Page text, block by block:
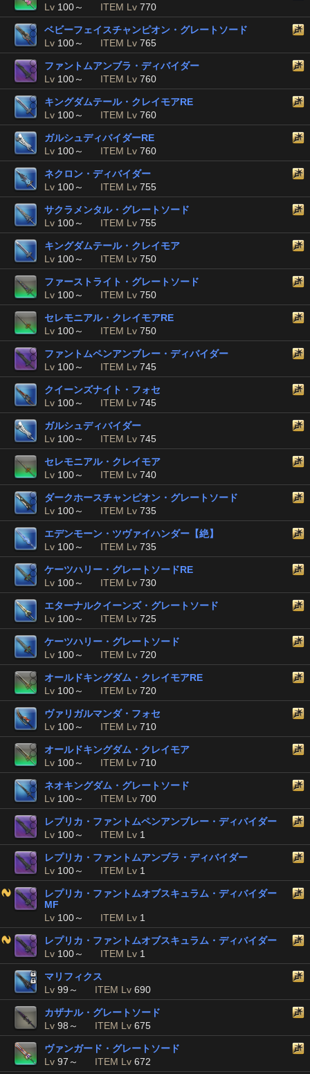
Lv 100～ ITEM Lv 770
ベビーフェイスチャンピオン・グレートソード
Lv 100～ ITEM Lv 765
ファントムアンブラ・ディバイダー
Lv 100～ ITEM Lv 760
キングダムテール・クレイモアRE
Lv 100～ ITEM Lv 760
ガルシュディバイダーRE
Lv 100～ ITEM Lv 760
ネクロン・ディバイダー
Lv 100～ ITEM Lv 755
サクラメンタル・グレートソード
Lv 100～ ITEM Lv 755
キングダムテール・クレイモア
Lv 100～ ITEM Lv 750
ファーストライト・グレートソード
Lv 100～ ITEM Lv 750
セレモニアル・クレイモアRE
Lv 100～ ITEM Lv 750
ファントムペンアンブレー・ディバイダー
Lv 100～ ITEM Lv 745
クイーンズナイト・フォセ
Lv 100～ ITEM Lv 745
ガルシュディバイダー
Lv 100～ ITEM Lv 745
セレモニアル・クレイモア
Lv 100～ ITEM Lv 740
ダークホースチャンピオン・グレートソード
Lv 100～ ITEM Lv 735
エデンモーン・ツヴァイハンダー【絶】
Lv 100～ ITEM Lv 735
ケーツハリー・グレートソードRE
Lv 100～ ITEM Lv 730
エターナルクイーンズ・グレートソード
Lv 100～ ITEM Lv 725
ケーツハリー・グレートソード
Lv 100～ ITEM Lv 720
オールドキングダム・クレイモアRE
Lv 100～ ITEM Lv 720
ヴァリガルマンダ・フォセ
Lv 100～ ITEM Lv 710
オールドキングダム・クレイモア
Lv 100～ ITEM Lv 710
ネオキングダム・グレートソード
Lv 100～ ITEM Lv 700
レプリカ・ファントムペンアンブレー・ディバイダー
Lv 100～ ITEM Lv 1
レプリカ・ファントムアンブラ・ディバイダー
Lv 100～ ITEM Lv 1
レプリカ・ファントムオブスキュラム・ディバイダー
MF
Lv 100～ ITEM Lv 1
レプリカ・ファントムオブスキュラム・ディバイダー
Lv 100～ ITEM Lv 1
マリフィクス
Lv 99～ ITEM Lv 690
カザナル・グレートソード
Lv 98～ ITEM Lv 675
ヴァンガード・グレートソード
Lv 97～ ITEM Lv 672